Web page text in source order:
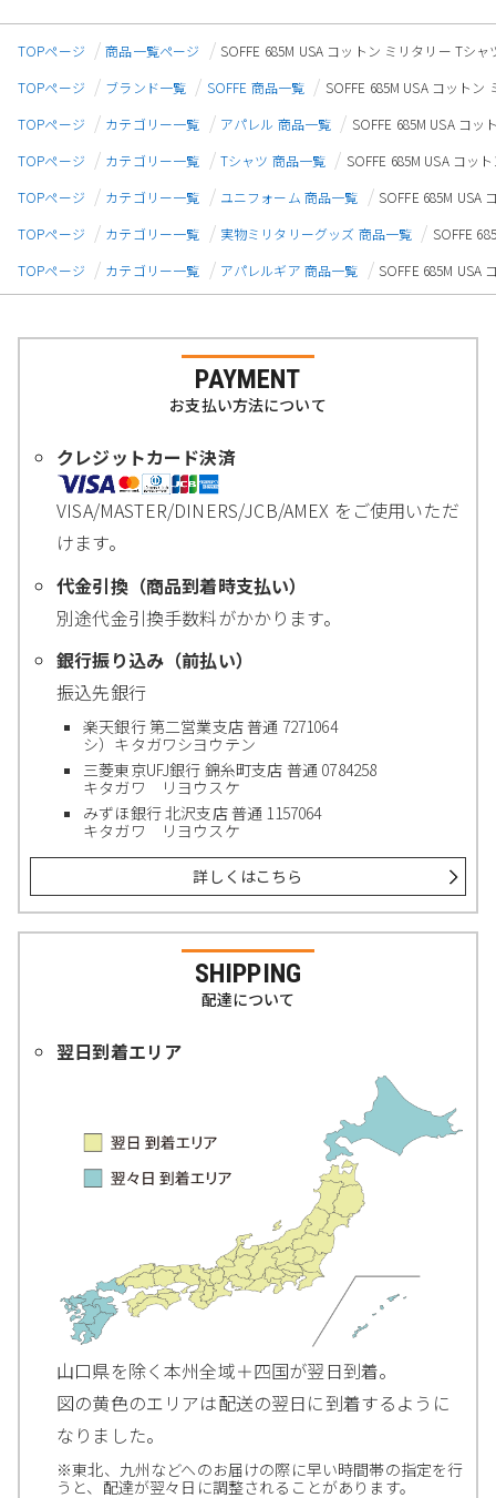
TOPページ 商品一覧ページ
SOFFE 685M USA コットン ミリタリー Tシ
TOPページ
ブランド一覧 SOFFE 商品一覧
SOFFE 685M USA コット
TOPページ
カテゴリー一覧 アパレル 商品一覧
SOFFE 685M USA コ
TOPページ
カテゴリー一覧 Tシャツ 商品一覧
SOFFE 685M USA コッ
TOPページ
カテゴリー一覧 ユニフォーム 商品一覧
SOFFE 685M USA
TOPページ
カテゴリー一覧 実物ミリタリーグッズ 商品一覧
SOFFE
TOPページ
カテゴリー一覧 アパレルギア 商品一覧 SOFFE 685M USA
PAYMENT
お支払い方法について
クレジットカード決済
VISA/MASTER/DINERS/JCB/AMEX をご使用いただ
けます。
代金引換（商品到着時支払い）
別途代金引換手数料がかかります。
銀行振り込み（前払い）
振込先銀行
楽天銀行 第二営業支店 普通 7271064
シ）キタガワシヨウテン
三菱東京UFJ銀行 錦糸町支店 普通 0784258
キタガワ リヨウスケ
みずほ銀行 北沢支店 普通 1157064
キタガワ リヨウスケ
詳しくはこちら
SHIPPING
配達について
翌日到着エリア
山口県を除く本州全域＋四国が翌日到着。
図の黄色のエリアは配送の翌日に到着するように
なりました。
※東北、九州などへのお届けの際に早い時間帯の指定を行
うと、配達が翌々日に調整されることがあります。